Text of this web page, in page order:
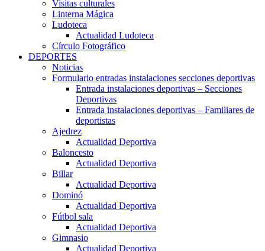
Visitas culturales
Linterna Mágica
Ludoteca
Actualidad Ludoteca
Círculo Fotográfico
DEPORTES
Noticias
Formulario entradas instalaciones secciones deportivas
Entrada instalaciones deportivas – Secciones
Deportivas
Entrada instalaciones deportivas – Familiares de
deportistas
Ajedrez
Actualidad Deportiva
Baloncesto
Actualidad Deportiva
Billar
Actualidad Deportiva
Dominó
Actualidad Deportiva
Fútbol sala
Actualidad Deportiva
Gimnasio
Actualidad Deportiva